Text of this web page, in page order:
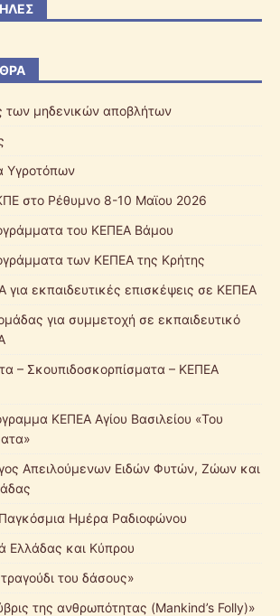
των μηδενικών αποβλήτων
Υγροτόπων
στο Ρέθυμνο 8-10 Μαϊου 2026
του ΚΕΠΕΑ Βάμου
των ΚΕΠΕΑ της Κρήτης
για εκπαιδευτικές επισκέψεις σε ΚΕΠΕΑ
για συμμετοχή σε εκπαιδευτικό
– Σκουπιδοσκορπίσματα – ΚΕΠΕΑ
ΚΕΠΕΑ Αγίου Βασιλείου «Του
Απειλούμενων Ειδών Φυτών, Ζώων και
Ημέρα Ραδιοφώνου
Ελλάδας και Κύπρου
του δάσους»
της ανθρωπότητας (Mankind’s Folly)»